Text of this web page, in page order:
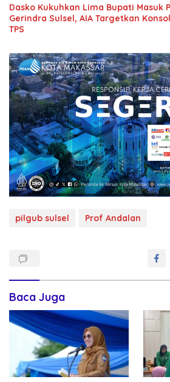
Dasko Kukuhkan Lima Bupati Masuk
Gerindra Sulsel, AIA Targetkan
TPS
pilgub sulsel Prof Andalan
Baca Juga